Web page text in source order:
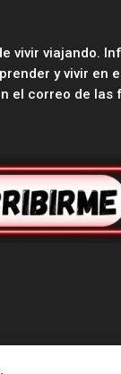
vivir viajando.
y vivir en
el correo de las